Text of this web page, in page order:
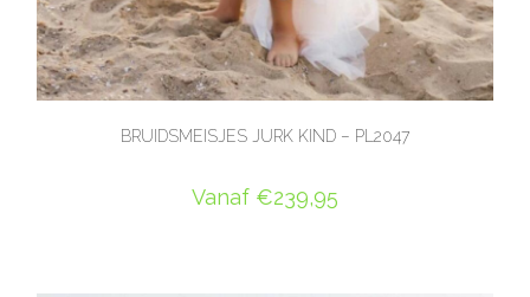
BRUIDSMEISJES JURK KIND – PL2047
Vanaf €239,95